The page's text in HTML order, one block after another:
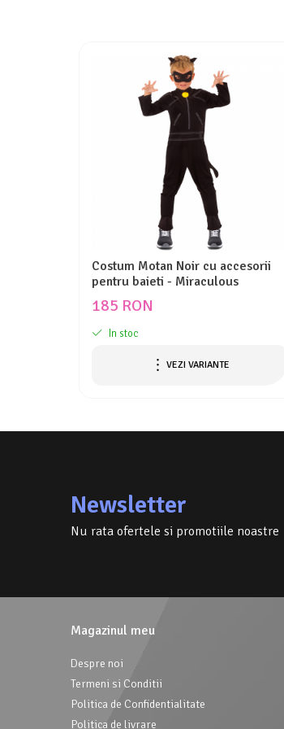
Costum Motan Noir cu accesorii
pentru baieti - Miraculous
185 RON
In stoc
VEZI VARIANTE
Newsletter
Nu rata ofertele si promotiile noastre
Magazinul meu
Despre noi
Termeni si Conditii
Politica de Confidentialitate
Politica de livrare